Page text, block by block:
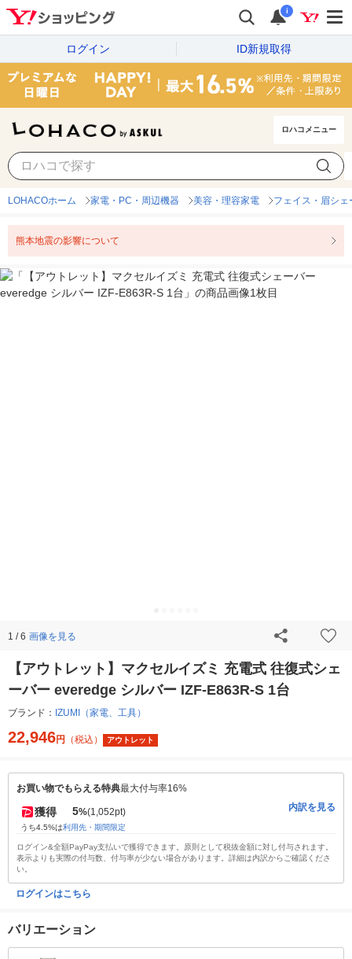
i
ログイン ID新規取得
ロハコメニュー
LOHACOホーム 家電・PC・周辺機器 美容・理容家電 フェイス・眉シェ
熊本地震の影響について
1 / 6 画像を見る
【アウトレット】マクセルイズミ 充電式 往復式シェ
ーバー everedge シルバー IZF-E863R-S 1台
ブランド： IZUMI（家電、工具）
22,946円 （税込） アウトレット
お買い物でもらえる特典最大付与率16%
獲得 5%(1,052pt)
うち4.5%は利用先・期間限定
内訳を見る
ログイン&全額PayPay支払いで獲得できます。原則として税抜金額に対し付与されます。
表示よりも実際の付与数、付与率が少ない場合があります。詳細は内訳からご確認くださ
い。
ログインはこちら
バリエーション